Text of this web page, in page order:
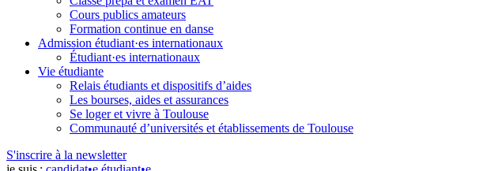
Cours publics amateurs
Formation continue en danse
Admission étudiant·es internationaux
Étudiant·es internationaux
Vie étudiante
Relais étudiants et dispositifs d’aides
Les bourses, aides et assurances
Se loger et vivre à Toulouse
Communauté d’universités et établissements de Toulouse
S'inscrire à la newsletter